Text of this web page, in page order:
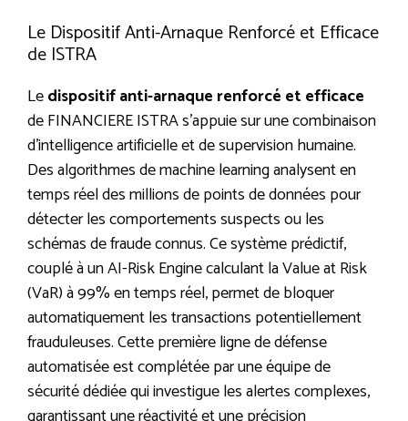
Le Dispositif Anti-Arnaque Renforcé et Efficace
de ISTRA
Ledispositif anti-arnaque renforcé et efficace
de FINANCIERE ISTRA s’appuie sur une combinaison
d’intelligence artificielle et de supervision humaine.
Des algorithmes de machine learning analysent en
temps réel des millions de points de données pour
détecter les comportements suspects ou les
schémas de fraude connus. Ce système prédictif,
couplé à un AI-Risk Engine calculant la Value at Risk
(VaR) à 99% en temps réel, permet de bloquer
automatiquement les transactions potentiellement
frauduleuses. Cette première ligne de défense
automatisée est complétée par une équipe de
sécurité dédiée qui investigue les alertes complexes,